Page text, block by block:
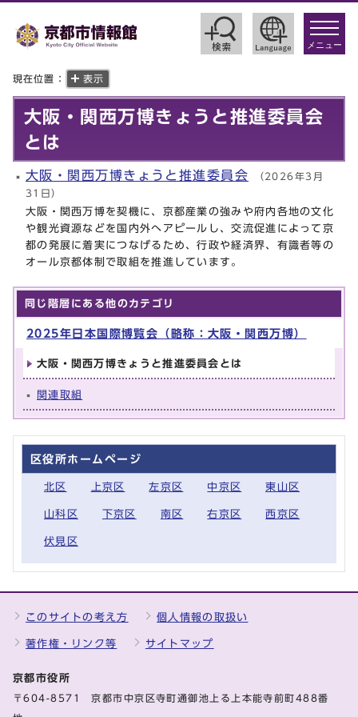
toggle
メニュー
現在位置： 表示
大阪・関西万博きょうと推進委員会
とは
大阪・関西万博きょうと推進委員会
（2026年3月
31日）
大阪・関西万博を契機に、京都産業の強みや府内各地の文化
や観光資源などを国内外へアピールし、交流促進によって京
都の発展に着実につなげるため、行政や経済界、有識者等の
オール京都体制で取組を推進しています。
同じ階層にある他のカテゴリ
2025年日本国際博覧会（略称：大阪・関西万博）
大阪・関西万博きょうと推進委員会とは
関連取組
区役所ホームページ
北区 上京区 左京区 中京区 東山区
山科区 下京区 南区 右京区 西京区
伏見区
このサイトの考え方 個人情報の取扱い
著作権・リンク等 サイトマップ
京都市役所
〒604-8571 京都市中京区寺町通御池上る上本能寺前町488番